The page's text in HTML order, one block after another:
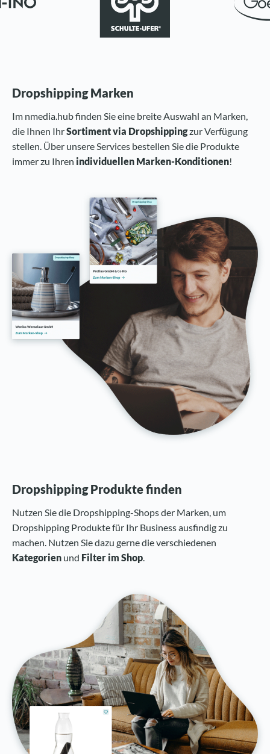
Dropshipping Marken
Im nmedia.hub finden Sie eine breite Auswahl an Marken,
die Ihnen IhrSortiment via Dropshippingzur Verfügung
stellen. Über unsere Services bestellen Sie die Produkte
immer zu Ihren individuellen Marken-Konditionen!
Dropshipping Produkte finden
Nutzen Sie die Dropshipping-Shops der Marken, um
Dropshipping Produkte für Ihr Business ausfindig zu
machen. Nutzen Sie dazu gerne die verschiedenen
Kategorien und Filter im Shop.